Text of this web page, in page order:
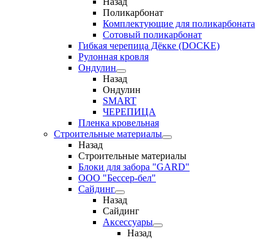
Поликарбонат
Комплектующие для поликарбоната
Сотовый поликарбонат
Гибкая черепица Дёкке (DOCKE)
Рулонная кровля
Ондулин
Назад
Ондулин
SMART
ЧЕРЕПИЦА
Пленка кровельная
Строительные материалы
Назад
Строительные материалы
Блоки для забора "GARD"
ООО "Бессер-бел"
Сайдинг
Назад
Сайдинг
Аксессуары
Назад